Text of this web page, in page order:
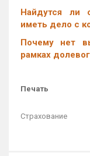
Найдутся ли
иметь дело с
Почему нет
рамках
Печать
Страхование